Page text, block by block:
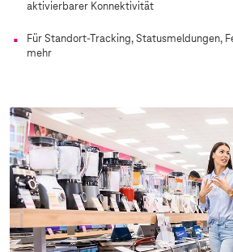
aktivierbarer Konnektivität
Für Standort-Tracking, Statusmeldungen,
mehr